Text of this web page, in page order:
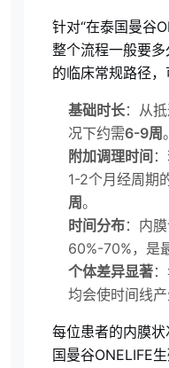
针对“在泰国曼谷
整个流程一般要
的临床常规路径，
基础时长：从
况下约需6-9周。
附加调理时间
1-2个月经周期
周。
时间分布：内
60%-70%，是
个体差异显著
均会使时间线产
每位患者的内膜
国曼谷ONELIFE